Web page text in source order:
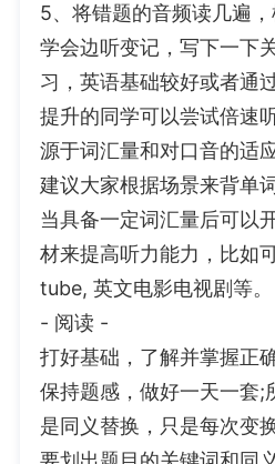
5、将错题的音频读几遍，
学会边听变记，写下一下
习，英语基础较好或者通
提升的同学可以尝试倍速
源于词汇量和对口音的适
建议大家根据场景来背单词
当具备一定词汇量后可以
材来提高听力能力，比如
tube, 英文电影电视剧等。
- 阅读 -
打好基础，了解并掌握正
保持题感，做好一天一套;
是同义替换，只是每次变